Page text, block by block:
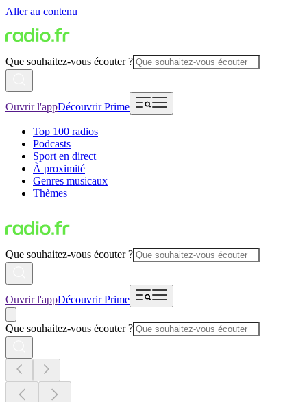
Aller au contenu
Que souhaitez-vous écouter ?
Ouvrir l'appDécouvrir Prime
Top 100 radios
Podcasts
Sport en direct
À proximité
Genres musicaux
Thèmes
Que souhaitez-vous écouter ?
Ouvrir l'appDécouvrir Prime
Que souhaitez-vous écouter ?